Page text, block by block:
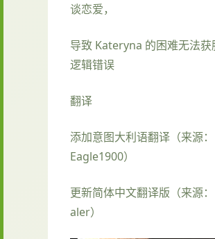
谈恋爱，
导致 Kateryna 的困难无法获
逻辑错误
翻译
添加意图大利语翻译（来源：
Eagle1900）
更新简体中文翻译版（来源：
aler）